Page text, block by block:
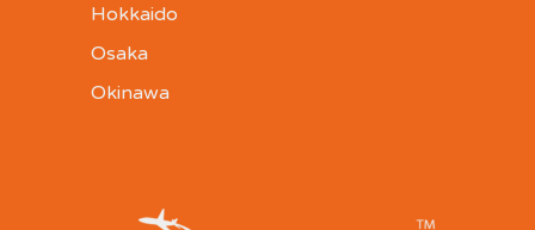
Hokkaido
Osaka
Okinawa